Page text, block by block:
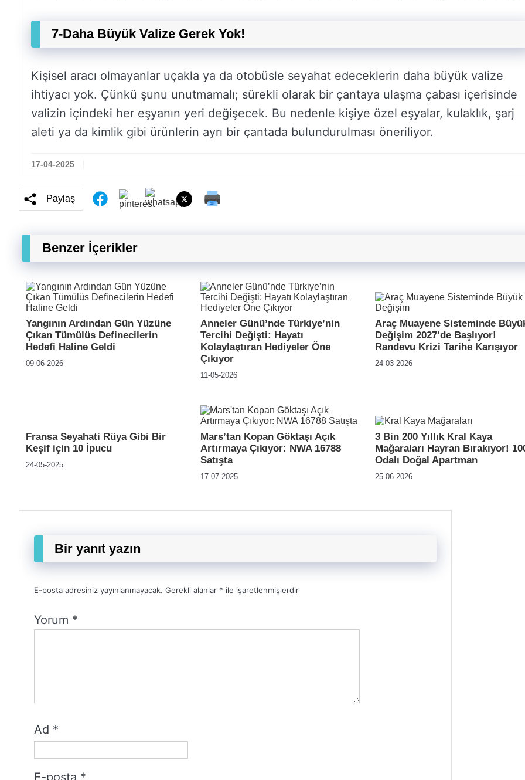
7-Daha Büyük Valize Gerek Yok!
Kişisel aracı olmayanlar uçakla ya da otobüsle seyahat edeceklerin daha büyük valize
ihtiyacı yok. Çünkü şunu unutmamalı; sürekli olarak bir çantaya ulaşma çabası içerisinde
valizin içindeki her eşyanın yeri değişecek. Bu nedenle kişiye özel eşyalar, kulaklık, şarj
aleti ya da kimlik gibi ürünlerin ayrı bir çantada bulundurulması öneriliyor.
17-04-2025
Paylaş
Benzer İçerikler
Yangının Ardından Gün Yüzüne
Çıkan Tümülüs Definecilerin
Hedefi Haline Geldi
09-06-2026
Anneler Günü’nde Türkiye’nin
Tercihi Değişti: Hayatı
Kolaylaştıran Hediyeler Öne
Çıkıyor
11-05-2026
Araç Muayene Sisteminde
Değişim 2027’de Başlıyor!
Randevu Krizi Tarihe Karışıyor
24-03-2026
Fransa Seyahati Rüya Gibi Bir
Keşif için 10 İpucu
24-05-2025
Mars’tan Kopan Göktaşı Açık
Artırmaya Çıkıyor: NWA 16788
Satışta
17-07-2025
3 Bin 200 Yıllık Kral Kaya
Mağaraları Hayran Bırakıyor!
Odalı Doğal Apartman
25-06-2026
Bir yanıt yazın
E-posta adresiniz yayınlanmayacak. Gerekli alanlar * ile işaretlenmişlerdir
Yorum *
Ad *
E-posta *